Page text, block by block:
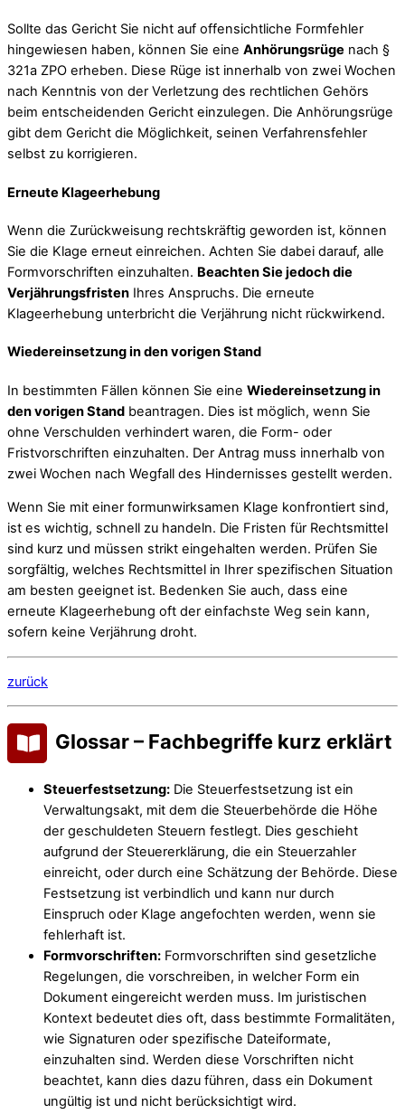
Sollte das Gericht Sie nicht auf offensichtliche Formfehler
hingewiesen haben, können Sie eine Anhörungsrüge nach §
321a ZPO erheben. Diese Rüge ist innerhalb von zwei Wochen
nach Kenntnis von der Verletzung des rechtlichen Gehörs
beim entscheidenden Gericht einzulegen. Die Anhörungsrüge
gibt dem Gericht die Möglichkeit, seinen Verfahrensfehler
selbst zu korrigieren.
Erneute Klageerhebung
Wenn die Zurückweisung rechtskräftig geworden ist, können
Sie die Klage erneut einreichen. Achten Sie dabei darauf, alle
Formvorschriften einzuhalten. Beachten Sie jedoch die
Verjährungsfristen Ihres Anspruchs. Die erneute
Klageerhebung unterbricht die Verjährung nicht rückwirkend.
Wiedereinsetzung in den vorigen Stand
In bestimmten Fällen können Sie eine Wiedereinsetzung in
den vorigen Stand beantragen. Dies ist möglich, wenn Sie
ohne Verschulden verhindert waren, die Form- oder
Fristvorschriften einzuhalten. Der Antrag muss innerhalb von
zwei Wochen nach Wegfall des Hindernisses gestellt werden.
Wenn Sie mit einer formunwirksamen Klage konfrontiert sind,
ist es wichtig, schnell zu handeln. Die Fristen für Rechtsmittel
sind kurz und müssen strikt eingehalten werden. Prüfen Sie
sorgfältig, welches Rechtsmittel in Ihrer spezifischen Situation
am besten geeignet ist. Bedenken Sie auch, dass eine
erneute Klageerhebung oft der einfachste Weg sein kann,
sofern keine Verjährung droht.
zurück
Glossar – Fachbegriffe kurz erklärt
Steuerfestsetzung: Die Steuerfestsetzung ist ein
Verwaltungsakt, mit dem die Steuerbehörde die Höhe
der geschuldeten Steuern festlegt. Dies geschieht
aufgrund der Steuererklärung, die ein Steuerzahler
einreicht, oder durch eine Schätzung der Behörde. Diese
Festsetzung ist verbindlich und kann nur durch
Einspruch oder Klage angefochten werden, wenn sie
fehlerhaft ist.
Formvorschriften: Formvorschriften sind gesetzliche
Regelungen, die vorschreiben, in welcher Form ein
Dokument eingereicht werden muss. Im juristischen
Kontext bedeutet dies oft, dass bestimmte Formalitäten,
wie Signaturen oder spezifische Dateiformate,
einzuhalten sind. Werden diese Vorschriften nicht
beachtet, kann dies dazu führen, dass ein Dokument
ungültig ist und nicht berücksichtigt wird.